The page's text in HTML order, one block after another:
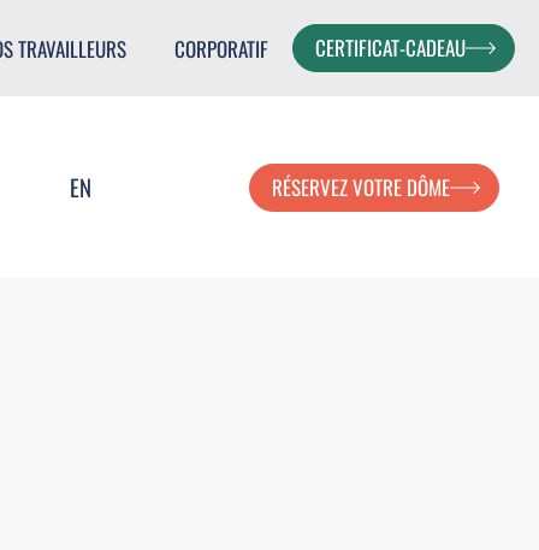
TRAVAILLEURS CORPORATIF CERTIFICAT-CADEAU
EN RÉSERVEZ VOTRE DÔME